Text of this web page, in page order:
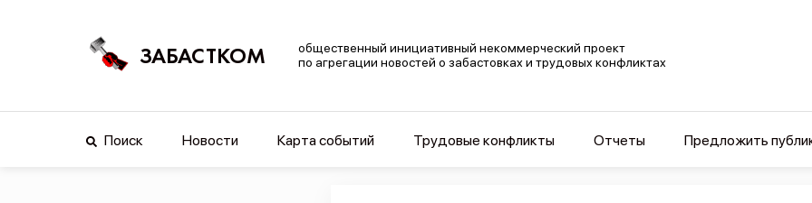
ЗАБАСТКОМ
общественный инициативный некоммерческий проект
по агрегации новостей о забастовках и трудовых конфликтах
Поиск Новости Карта событий Трудовые конфликты Отчеты Предложить